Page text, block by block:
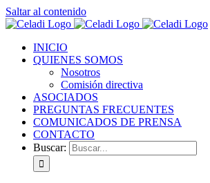
Saltar al contenido
INICIO
QUIENES SOMOS
Nosotros
Comisión directiva
ASOCIADOS
PREGUNTAS FRECUENTES
COMUNICADOS DE PRENSA
CONTACTO
Buscar: